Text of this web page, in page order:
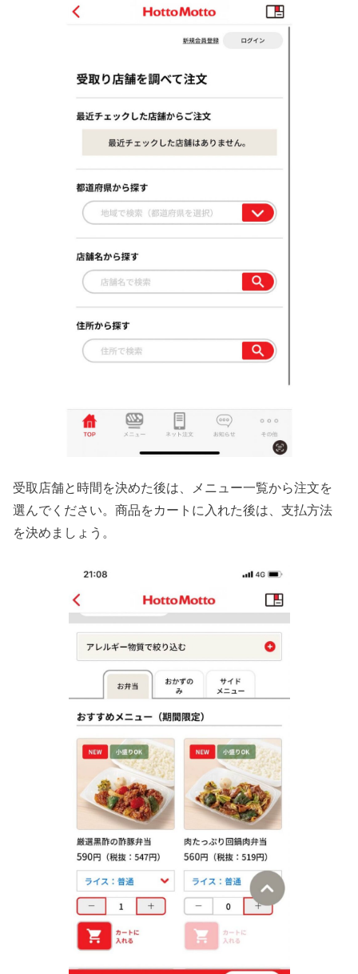
受取店舗と時間を決めた後は、メニュー一覧から注文を
選んでください。商品をカートに入れた後は、支払方法
を決めましょう。